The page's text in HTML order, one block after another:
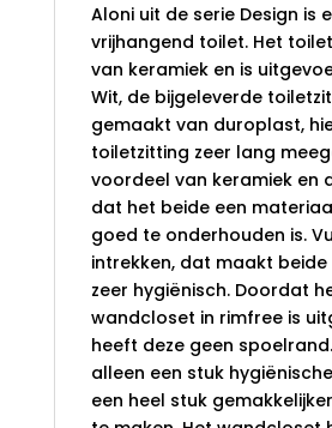
Aloni uit de serie Design is
vrijhangend toilet. Het
van keramiek en is
Wit, de bijgeleverde
gemaakt van duroplast,
toiletzitting zeer lang
voordeel van keramiek en
dat het beide een
goed te onderhouden is.
intrekken, dat maakt
zeer hygiënisch. Doordat
wandcloset in rimfree is
heeft deze geen
alleen een stuk
een heel stuk